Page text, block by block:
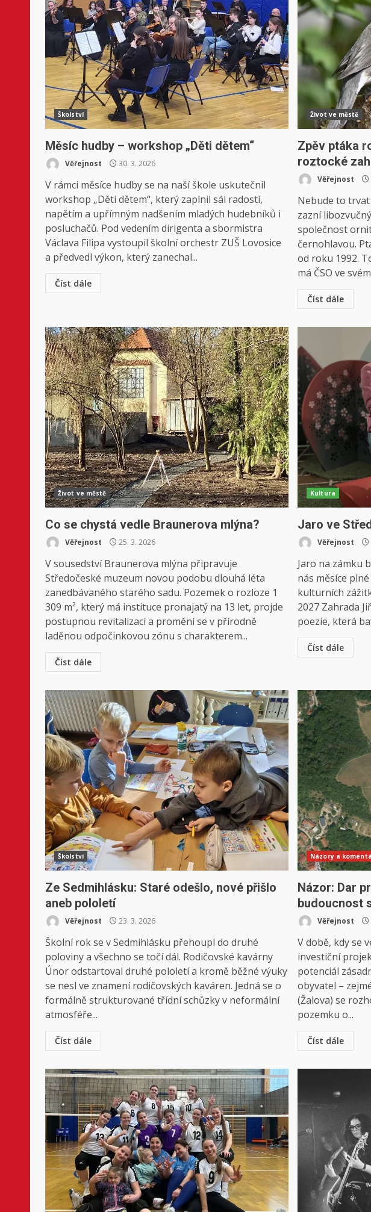
Školství
Měsíc hudby – workshop „Děti dětem“
Věřejnost 30. 3. 2026
V rámci měsíce hudby se na naší škole uskutečnil
workshop „Děti dětem“, který zaplnil sál radostí,
napětím a upřímným nadšením mladých hudebníků i
posluchačů. Pod vedením dirigenta a sbormistra
Václava Filipa vystoupil školní orchestr ZUŠ Lovosice
a předvedl výkon, který zanechal...
Číst dále
Život ve městě
Zpěv ptáka
roztocké
Věřejnost
Nebude to
zazní
společnost
černohlavou.
od roku 1992.
má ČSO ve
Číst dále
Život ve městě
Co se chystá vedle Braunerova mlýna?
Věřejnost 25. 3. 2026
V sousedství Braunerova mlýna připravuje
Středočeské muzeum novou podobu dlouhá léta
zanedbávaného starého sadu. Pozemek o rozloze 1
309 m², který má instituce pronajatý na 13 let, projde
postupnou revitalizací a promění se v přírodně
laděnou odpočinkovou zónu s charakterem...
Číst dále
Kultura
Jaro ve
Věřejnost
Jaro na zámku
nás měsíce
kulturních
2027 Zahrada
poezie, která
Číst dále
Školství
Ze Sedmihlásku: Staré odešlo, nové přišlo
aneb pololetí
Věřejnost 23. 3. 2026
Školní rok se v Sedmihlásku přehoupl do druhé
poloviny a všechno se točí dál. Rodičovské kavárny
Únor odstartoval druhé pololetí a kromě běžné výuky
se nesl ve znamení rodičovských kaváren. Jedná se o
formálně strukturované třídní schůzky v neformální
atmosféře...
Číst dále
Názory a
Názor: Dar
budoucnost
Věřejnost
V době, kdy se
investiční
potenciál
obyvatel –
(Žalova) se
pozemku o...
Číst dále